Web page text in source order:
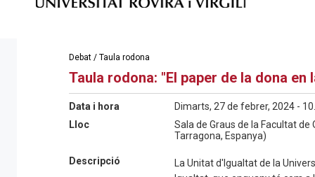
Debat / Taula rodona
Taula rodona: "El paper de la dona
Data i hora
Dimarts, 27 de febrer, 2024 -
Lloc
Sala de Graus de la Facultat de
Tarragona, Espanya)
Descripció
La Unitat d'Igualtat de la